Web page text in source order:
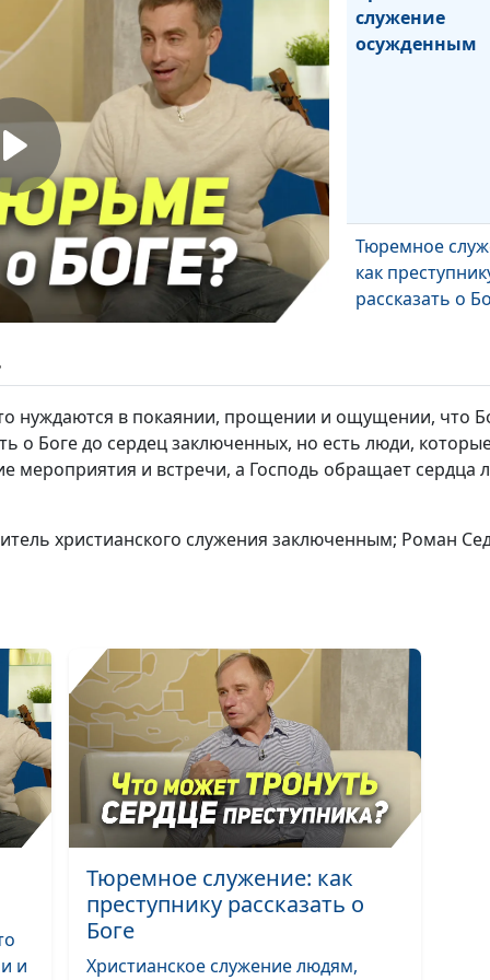
служение
осужденным
Тюремное
как
рассказать о
Настоящая
— как я её
всех ответов
Как Бог вёл и
продолжает
меня по жизни
Социальная
нуждаются в покаянии, прощении и ощущении, что
о Боге до сердец заключенных, но есть люди,
мероприятия и встречи, а Господь обращает сердца
христианского служения заключенным; Роман
и
Тюремное служение: как
преступнику рассказать о
Боге
Христианское служение людям,